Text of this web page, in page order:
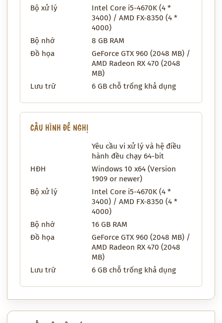
Bộ xử lý
Intel Core i5-4670K (4 *
3400) / AMD FX-8350 (4 *
4000)
Bộ nhớ
8 GB RAM
Đồ họa
GeForce GTX 960 (2048 MB) /
AMD Radeon RX 470 (2048
MB)
Lưu trữ
6 GB chỗ trống khả dụng
CẤU HÌNH ĐỀ NGHỊ
Yêu cầu vi xử lý và hệ điều
hành đều chạy 64-bit
HĐH
Windows 10 x64 (Version
1909 or newer)
Bộ xử lý
Intel Core i5-4670K (4 *
3400) / AMD FX-8350 (4 *
4000)
Bộ nhớ
16 GB RAM
Đồ họa
GeForce GTX 960 (2048 MB) /
AMD Radeon RX 470 (2048
MB)
Lưu trữ
6 GB chỗ trống khả dụng